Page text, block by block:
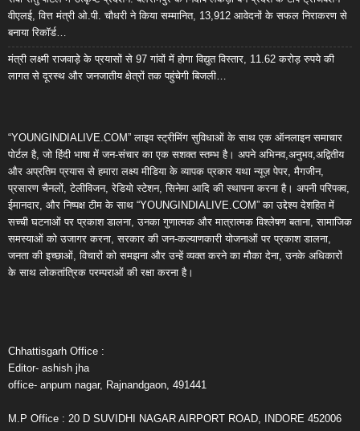
वीएलई, वित्त मंत्री ओ.पी. चौधरी ने किया सम्मानित, 13,912 आवेदनों के सफल निराकरण से
बनाया रिकॉर्ड…
मंत्री लक्ष्मी राजवाड़े के प्रयासों से 97 गांवों में होगा विद्युत विस्तार, 11.62 करोड़ रुपये की
लागत से दूरस्थ और जनजातीय क्षेत्रों तक पहुंचेगी बिजली…
“YOUNGINDIALIVE.COM” लाइव स्ट्रीमिंग सुविधाओं के साथ एक ऑनलाइन समाचार
पोर्टल है, जो हिंदी भाषा में जन-संचार का एक सशक्त स्तम्भ है। अपने अभिनव,अनुभव,अद्वितीय
और अप्रतिम प्रयास से हमारा लक्ष्य मीडिया के व्यापक प्रकार यथा न्यूज़ पेपर, मैगजीन,
प्रसारण चैनलों, टेलीविजन, रेडियो स्टेशन, सिनेमा आदि की स्थापना करना है। अपनी परिपक्व,
ईमानदार, और निष्पक्ष टीम के साथ “YOUNGINDIALIVE.COM” का उद्देश्य देशहित में
सच्ची घटनाओं पर प्रकाश डालना, उनका गुणात्मक और मात्रात्मक विश्लेषण बताना, सामाजिक
समस्याओं को उजागर करना, सरकार की जन-कल्याणकारी योजनाओं पर प्रकाश डालना,
जनता की इच्छाओं, विचारों को समझना और उन्हें व्यक्त करने का मौका देना, उनके अधिकारों
के साथ लोकतांत्रिक परम्पराओं की रक्षा करना है।
Chhattisgarh Office :
Editor- ashish jha
office- anpum nagar, Rajnandgaon, 491441
M.P Office : 20 D SUVIDHI NAGAR AIRPORT ROAD, INDORE 452006